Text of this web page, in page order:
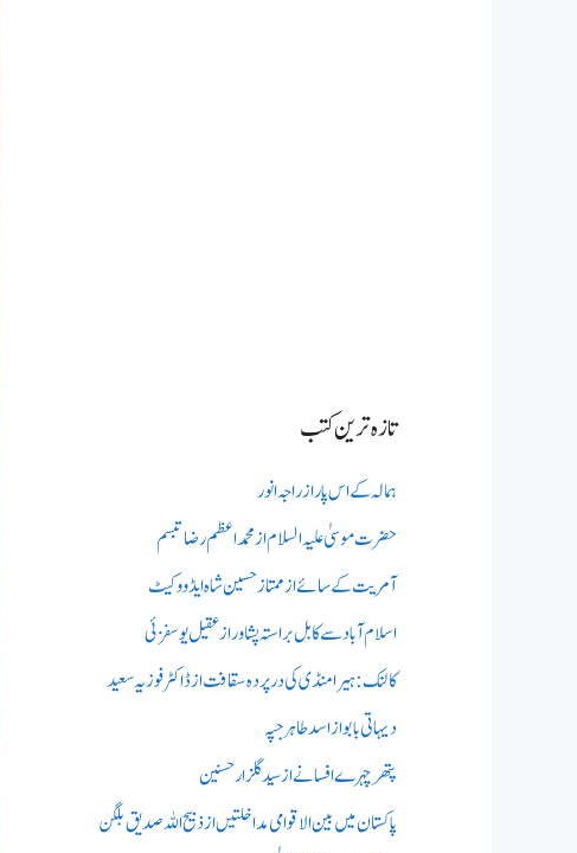
تازہ ترین کتب
ہمالہ کے اس پار از راجہ انور
حضرت موسیٰ علیہ السلام از محمد اعظم رضا تبسم
آمریت کے سائے از ممتاز حسین شاہ ایڈووکیٹ
اسلام آباد سے کابل براستہ پشاور از عقیل یوسفزئی
کالنک: ہیرا منڈی کی در پردہ سقافت از ڈاکٹر فوزیہ سعید
دیہاتی بابو از اسد طاہر جپہ
پتھر چہرے افسانے از سید گلزار حسنین
پاکستان میں بین الاقوامی مداخلتیں از ذبیح اللہ صدیق بلگن